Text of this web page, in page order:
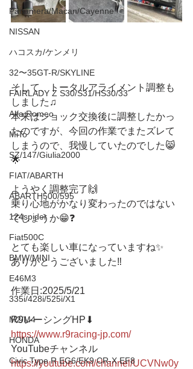
Panamera/Macan/Cayenne
NISSAN
ハコスカ/ケンメリ
32〜35GT-R/SKYLINE
FAIRLADY Z S30/S31/HS30/33
Alfa Romeo
MiTo
SZ/147/Giulia2000
FIAT/ABARTH
ABARTH500/595
124spider
Fiat500C
BMW/MINI
E46M3
335i/428i/525i/X1
M2/M4
HONDA
Civic Type R EG6/EK9 CR-X EF8
そして、トータルアライメント調整も
しました♫
本来はショック交換後に調整したかっ
たのですが、今回の作業でまたズレて
しまうので、我慢していたのでした😸
🌟
ようやく調整完了🙌
乗り心地がかなり変わったのではない
でしょうか😁❓
とても楽しい車になっていますね✨
ありがとうございました‼️
作業日:2025/5/21
R9レーシングHP⬇︎
https://www.r9racing-jp.com/
YouTubeチャンネル
https://youtube.com/channel/UCVNw0y